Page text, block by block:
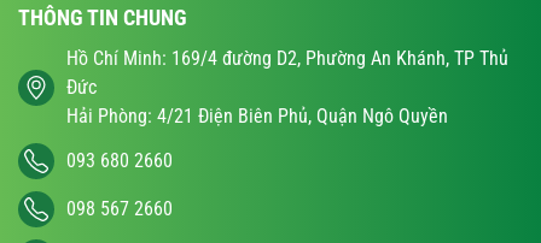
THÔNG TIN CHUNG
Hồ Chí Minh: 169/4 đường D2, Phường An Khánh, TP Thủ
Đức
Hải Phòng: 4/21 Điện Biên Phủ, Quận Ngô Quyền
093 680 2660
098 567 2660